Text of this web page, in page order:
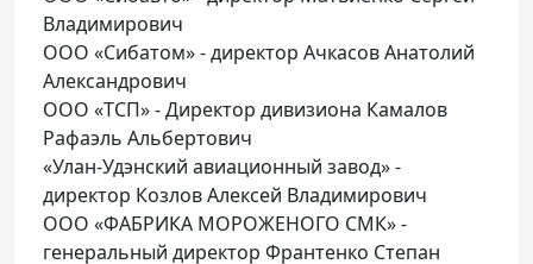
Владимирович
ООО «Сибатом» - директор Ачкасов Анатолий
Александрович
ООО «ТСП» - Директор дивизиона Камалов
Рафаэль Альбертович
«Улан-Удэнский авиационный завод» -
директор Козлов Алексей Владимирович
ООО «ФАБРИКА МОРОЖЕНОГО СМК» -
генеральный директор Франтенко Степан